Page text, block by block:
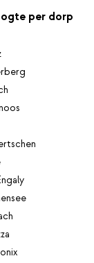
per dorp